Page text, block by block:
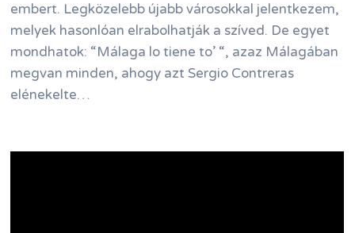
embert. Legközelebb újabb városokkal jelentkezem,
melyek hasonlóan elrabolhatják a szíved. De egyet
mondhatok: “Málaga lo tiene to’ “, azaz Málagában
megvan minden, ahogy azt Sergio Contreras
elénekelte…